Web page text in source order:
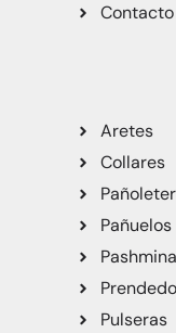
Contacto
Aretes
Collares
Pañuelos
Pulseras